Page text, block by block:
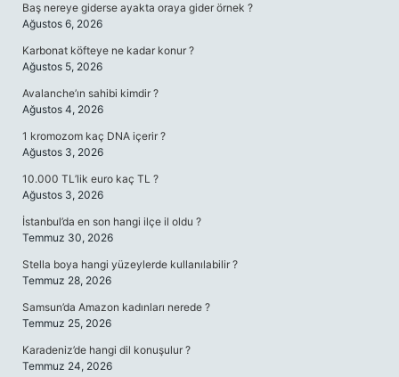
Baş nereye giderse ayakta oraya gider örnek ?
Ağustos 6, 2026
Karbonat köfteye ne kadar konur ?
Ağustos 5, 2026
Avalanche’ın sahibi kimdir ?
Ağustos 4, 2026
1 kromozom kaç DNA içerir ?
Ağustos 3, 2026
10.000 TL’lik euro kaç TL ?
Ağustos 3, 2026
İstanbul’da en son hangi ilçe il oldu ?
Temmuz 30, 2026
Stella boya hangi yüzeylerde kullanılabilir ?
Temmuz 28, 2026
Samsun’da Amazon kadınları nerede ?
Temmuz 25, 2026
Karadeniz’de hangi dil konuşulur ?
Temmuz 24, 2026